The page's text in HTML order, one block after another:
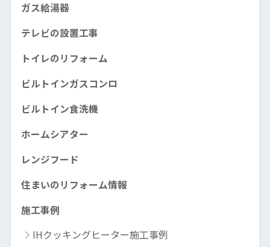
ガス給湯器
テレビの設置工事
トイレのリフォーム
ビルトインガスコンロ
ビルトイン食洗機
ホームシアター
レンジフード
住まいのリフォーム情報
施工事例
IHクッキングヒーター施工事例